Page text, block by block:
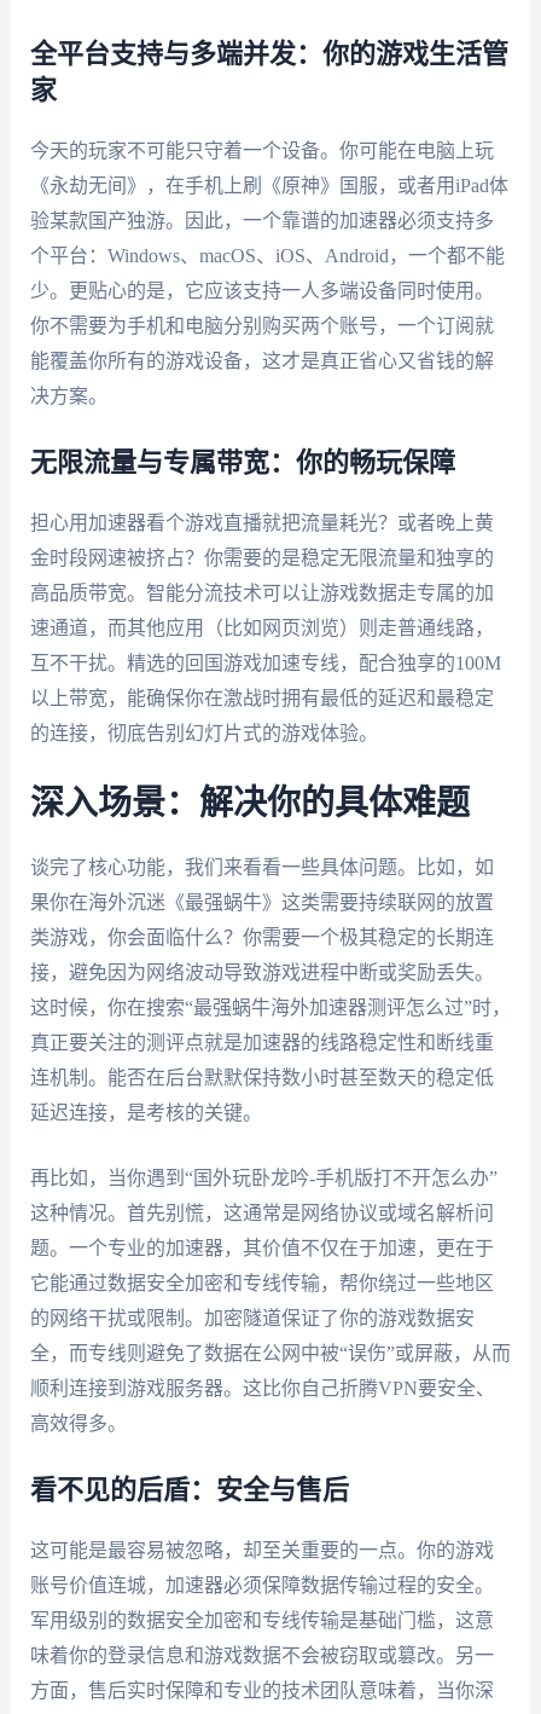
全平台支持与多端并发：你的游戏生活管
家
今天的玩家不可能只守着一个设备。你可能在电脑上玩
《永劫无间》，在手机上刷《原神》国服，或者用iPad体
验某款国产独游。因此，一个靠谱的加速器必须支持多
个平台：Windows、macOS、iOS、Android，一个都不能
少。更贴心的是，它应该支持一人多端设备同时使用。
你不需要为手机和电脑分别购买两个账号，一个订阅就
能覆盖你所有的游戏设备，这才是真正省心又省钱的解
决方案。
无限流量与专属带宽：你的畅玩保障
担心用加速器看个游戏直播就把流量耗光？或者晚上黄
金时段网速被挤占？你需要的是稳定无限流量和独享的
高品质带宽。智能分流技术可以让游戏数据走专属的加
速通道，而其他应用（比如网页浏览）则走普通线路，
互不干扰。精选的回国游戏加速专线，配合独享的100M
以上带宽，能确保你在激战时拥有最低的延迟和最稳定
的连接，彻底告别幻灯片式的游戏体验。
深入场景：解决你的具体难题
谈完了核心功能，我们来看看一些具体问题。比如，如
果你在海外沉迷《最强蜗牛》这类需要持续联网的放置
类游戏，你会面临什么？你需要一个极其稳定的长期连
接，避免因为网络波动导致游戏进程中断或奖励丢失。
这时候，你在搜索“最强蜗牛海外加速器测评怎么过”时，
真正要关注的测评点就是加速器的线路稳定性和断线重
连机制。能否在后台默默保持数小时甚至数天的稳定低
延迟连接，是考核的关键。
再比如，当你遇到“国外玩卧龙吟-手机版打不开怎么办”
这种情况。首先别慌，这通常是网络协议或域名解析问
题。一个专业的加速器，其价值不仅在于加速，更在于
它能通过数据安全加密和专线传输，帮你绕过一些地区
的网络干扰或限制。加密隧道保证了你的游戏数据安
全，而专线则避免了数据在公网中被“误伤”或屏蔽，从而
顺利连接到游戏服务器。这比你自己折腾VPN要安全、
高效得多。
看不见的后盾：安全与售后
这可能是最容易被忽略，却至关重要的一点。你的游戏
账号价值连城，加速器必须保障数据传输过程的安全。
军用级别的数据安全加密和专线传输是基础门槛，这意
味着你的登录信息和游戏数据不会被窃取或篡改。另一
方面，售后实时保障和专业的技术团队意味着，当你深